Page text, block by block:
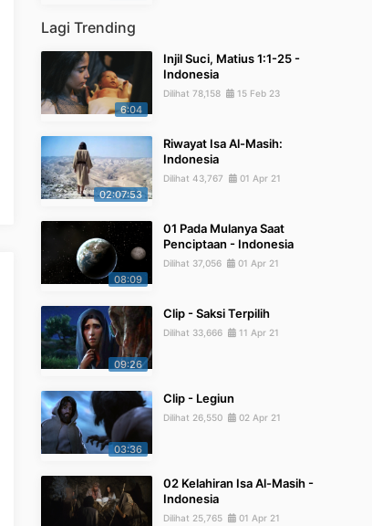
Lagi Trending
6:04
Injil Suci, Matius 1:1-25 -
Indonesia
Dilihat 78,158 15 Feb 23
02:07:53
Riwayat Isa Al-Masih:
Indonesia
Dilihat 43,767 01 Apr 21
08:09
01 Pada Mulanya Saat
Penciptaan - Indonesia
Dilihat 37,056 01 Apr 21
09:26
Clip - Saksi Terpilih
Dilihat 33,666 11 Apr 21
03:36
Clip - Legiun
Dilihat 26,550 02 Apr 21
02 Kelahiran Isa Al-Masih -
Indonesia
Dilihat 25,765 01 Apr 21